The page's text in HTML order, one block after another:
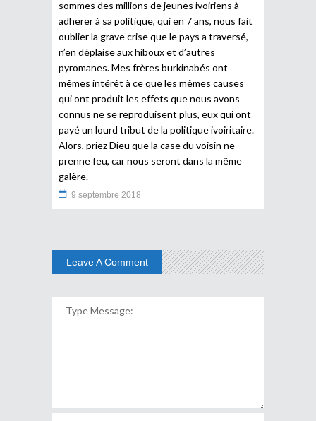
sommes des millions de jeunes ivoiriens à
adherer à sa politique, qui en 7 ans, nous fait
oublier la grave crise que le pays a traversé,
n’en déplaise aux hiboux et d’autres
pyromanes. Mes frères burkinabés ont
mêmes intérêt à ce que les mêmes causes
qui ont produit les effets que nous avons
connus ne se reproduisent plus, eux qui ont
payé un lourd tribut de la politique ivoiritaire.
Alors, priez Dieu que la case du voisin ne
prenne feu, car nous seront dans la même
galère.
9 septembre 2018
Leave A Comment